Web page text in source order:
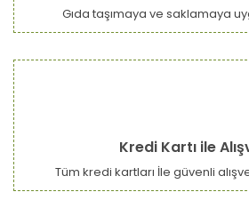
Gıda taşımaya ve saklamaya
Kredi Kartı ile
Tüm kredi kartları İle güvenli